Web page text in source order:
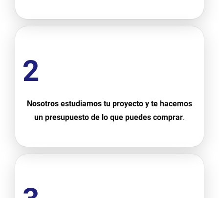
2
Nosotros estudiamos tu proyecto y te hacemos
un presupuesto de lo que puedes comprar.